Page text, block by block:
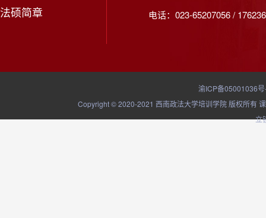
法硕简章
电话：023-65207056 /
渝ICP备05001036
Copyright © 2020-2021 西南政法大学培训学院 版权所有
立